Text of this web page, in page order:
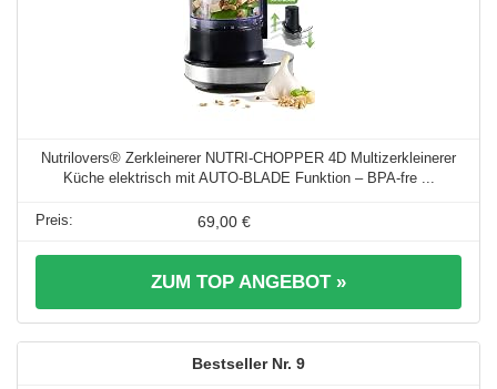
Nutrilovers® Zerkleinerer NUTRI-CHOPPER 4D Multizerkleinerer
Küche elektrisch mit AUTO-BLADE Funktion – BPA-fre ...
69,00 €
ZUM TOP ANGEBOT »
9